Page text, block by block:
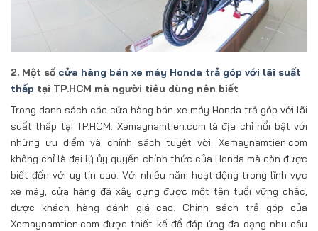
2. Một số cửa hàng bán xe máy Honda trả góp với lãi suất
thấp tại TP.HCM mà người tiêu dùng nên biết
Trong danh sách các cửa hàng bán xe máy Honda trả góp với lãi
suất thấp tại TP.HCM. Xemaynamtien.com là địa chỉ nổi bật với
những ưu điểm và chính sách tuyệt vời. Xemaynamtien.com
không chỉ là đại lý ủy quyền chính thức của Honda mà còn được
biết đến với uy tín cao. Với nhiều năm hoạt động trong lĩnh vực
xe máy, cửa hàng đã xây dựng được một tên tuổi vững chắc,
được khách hàng đánh giá cao. Chính sách trả góp của
Xemaynamtien.com được thiết kế để đáp ứng đa dạng nhu cầu